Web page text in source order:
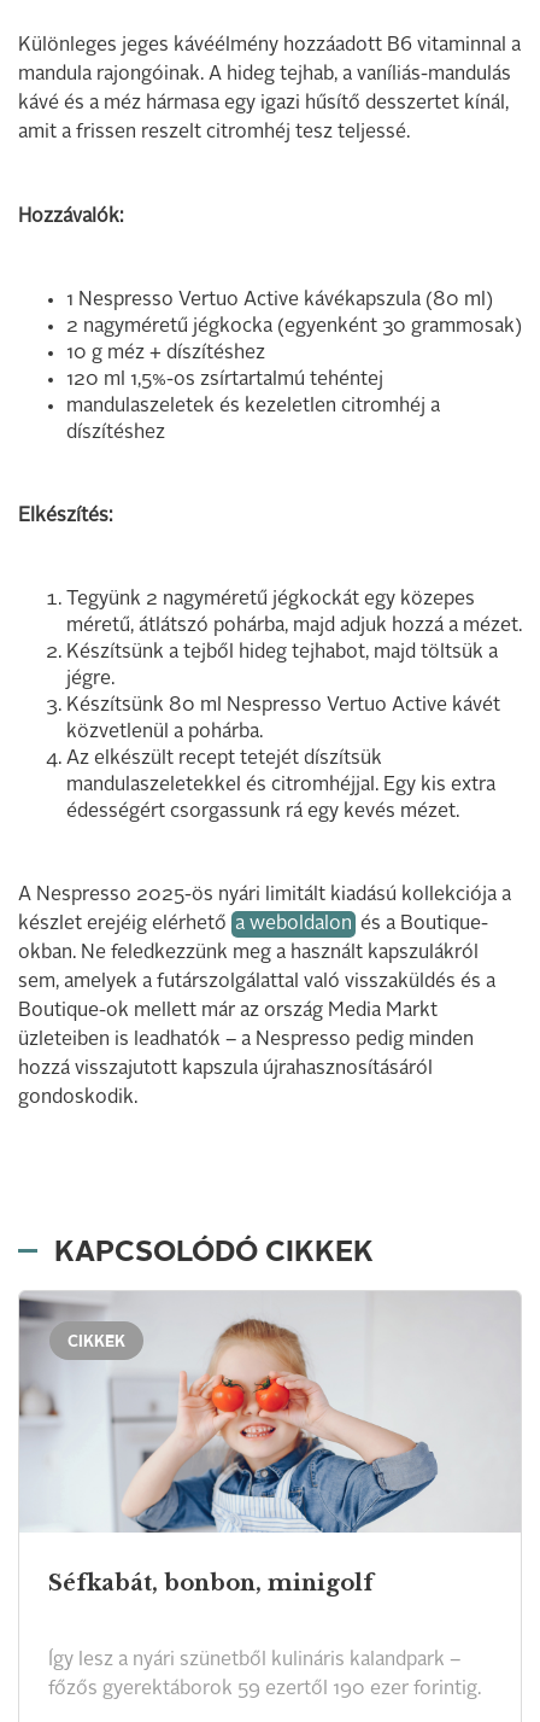
Különleges jeges kávéélmény hozzáadott B6 vitaminnal a
mandula rajongóinak. A hideg tejhab, a vaníliás-mandulás
kávé és a méz hármasa egy igazi hűsítő desszertet kínál,
amit a frissen reszelt citromhéj tesz teljessé.
Hozzávalók:
1 Nespresso Vertuo Active kávékapszula (80 ml)
2 nagyméretű jégkocka (egyenként 30 grammosak)
10 g méz + díszítéshez
120 ml 1,5%-os zsírtartalmú tehéntej
mandulaszeletek és kezeletlen citromhéj a
díszítéshez
Elkészítés:
Tegyünk 2 nagyméretű jégkockát egy közepes
méretű, átlátszó pohárba, majd adjuk hozzá a mézet.
Készítsünk a tejből hideg tejhabot, majd töltsük a
jégre.
Készítsünk 80 ml Nespresso Vertuo Active kávét
közvetlenül a pohárba.
Az elkészült recept tetejét díszítsük
mandulaszeletekkel és citromhéjjal. Egy kis extra
édességért csorgassunk rá egy kevés mézet.
A Nespresso 2025-ös nyári limitált kiadású kollekciója a
készlet erejéig elérhető a weboldalon és a Boutique-
okban. Ne feledkezzünk meg a használt kapszulákról
sem, amelyek a futárszolgálattal való visszaküldés és a
Boutique-ok mellett már az ország Media Markt
üzleteiben is leadhatók – a Nespresso pedig minden
hozzá visszajutott kapszula újrahasznosításáról
gondoskodik.
KAPCSOLÓDÓ CIKKEK
CIKKEK
Séfkabát, bonbon, minigolf
Így lesz a nyári szünetből kulináris kalandpark –
főzős gyerektáborok 59 ezertől 190 ezer forintig.